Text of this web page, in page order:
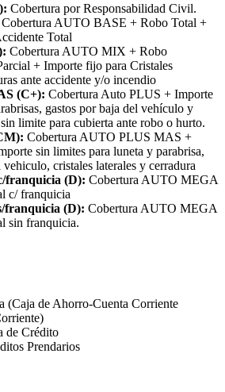
Cobertura por Responsabilidad Civil.
Cobertura AUTO BASE + Robo Total +
Total
Cobertura AUTO MIX + Robo
+ Importe fijo para Cristales
ante accidente y/o incendio
(C+): Cobertura Auto PLUS + Importe
gastos por baja del vehículo y
limite para cubierta ante robo o hurto.
Cobertura AUTO PLUS MAS +
sin limites para luneta y parabrisa,
vehiculo, cristales laterales y cerradura
franquicia (D): Cobertura AUTO MEGA
c/ franquicia
(D): Cobertura AUTO MEGA
sin franquicia.
(Caja de Ahorro-Cuenta Corriente
de Crédito
Prendarios